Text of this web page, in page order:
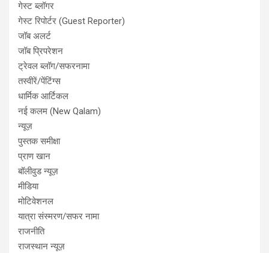
गेस्ट ब्लॉगर
गेस्ट रिपोर्टर (Guest Reporter)
जॉब अलर्ट
जॉब प्रिपरेशन
ट्रेवल ब्लॉग/सफरनामा
तस्वीरें/पेंटिंग्स
धार्मिक आर्टिकल
नई कलम (New Qalam)
न्यूज़
पुस्तक समीक्षा
प्राण खान
बॉलीवुड न्यूज़
मीडिया
मोटिवेशनल
यात्रा संस्मरण/सफर नामा
राजनीति
राजस्थान न्यूज़